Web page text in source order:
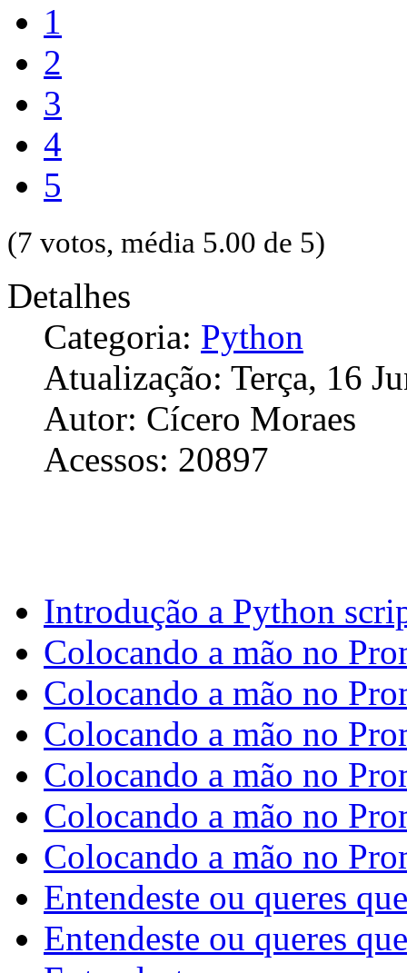
1
2
3
4
5
(7 votos, média 5.00 de 5)
Detalhes
Categoria: Python
Atualização: Terça, 16
Autor: Cícero Moraes
Acessos: 20897
Introdução a Python
Colocando a mão no
Colocando a mão no
Colocando a mão no
Colocando a mão no
Colocando a mão no
Colocando a mão no
Entendeste ou queres
Entendeste ou queres